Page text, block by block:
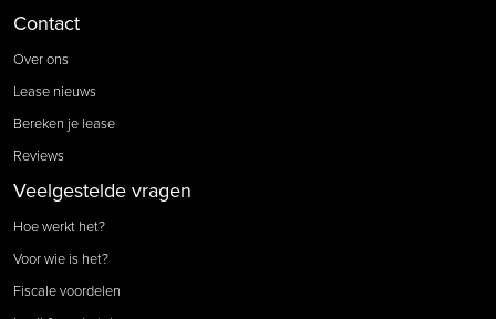
Contact
Over ons
Lease nieuws
Bereken je lease
Reviews
Veelgestelde vragen
Hoe werkt het?
Voor wie is het?
Fiscale voordelen